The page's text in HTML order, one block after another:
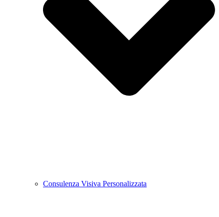
Consulenza Visiva Personalizzata